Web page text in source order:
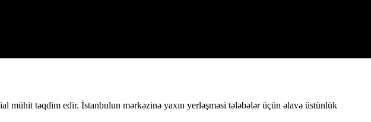
mühit təqdim edir. İstanbulun mərkəzinə yaxın yerləşməsi tələbələr üçün əlavə üstünlük